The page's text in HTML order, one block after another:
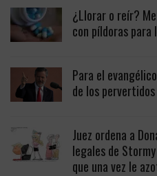
¿Llorar o reír?
con píldoras
Para el
de los
Juez ordena a
legales de
que una vez le